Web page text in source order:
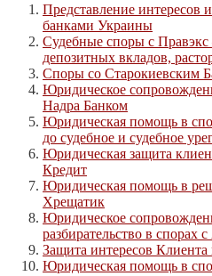
Представление интересов
банками Украины
Судебные споры с
депозитных вкладов,
Споры со Старокиевским
Юридическое
Надра Банком
Юридическая помощь в
до судебное и судебное
Юридическая защита
Кредит
Юридическая помощь в
Хрещатик
Юридическое
разбирательство в спорах
Защита интересов
Юридическая помощь в